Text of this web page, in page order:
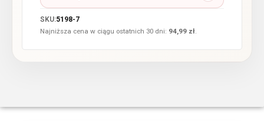
SKU:5198-7
Najniższa cena w ciągu ostatnich 30 dni: 94,99 zł.